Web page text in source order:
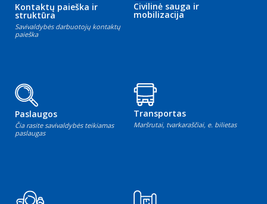
Kontaktų paieška ir
struktūra
Savivaldybės darbuotojų kontaktų
paieška
Civilinė sauga ir
mobilizacija
Paslaugos
Čia rasite savivaldybės teikiamas
paslaugas
Transportas
Maršrutai, tvarkaraščiai, e. bilietas